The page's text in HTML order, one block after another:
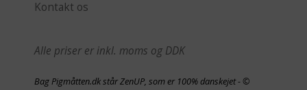
Kontakt os
Alle priser er inkl. moms og DDK
Bag Pigmåtten.dk står ZenUP, som er 100% danskejet - ©